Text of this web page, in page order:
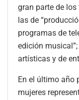
gran parte de
las de
programas de
edición
artísticas y de
En el último año
mujeres